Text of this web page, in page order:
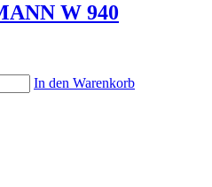
W 940
In den Warenkorb